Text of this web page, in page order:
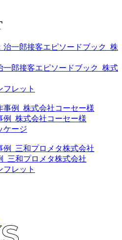
一郎接客エピソードブック_株式
フレット
例_株式会社コーセー様
ケージ
三和プロメタ株式会社
フレット